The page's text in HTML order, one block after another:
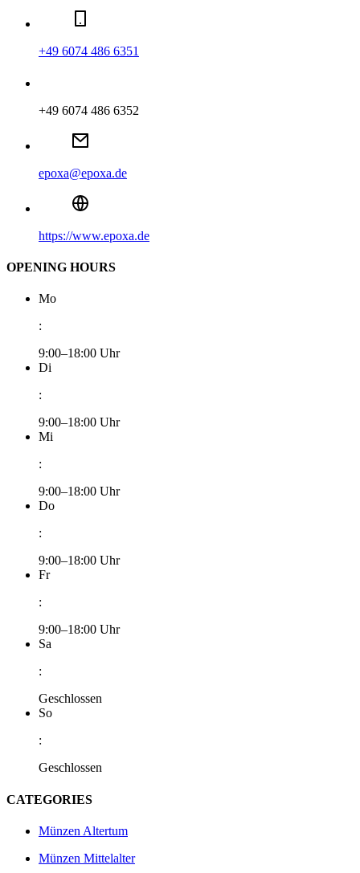
+49 6074 486 6351
+49 6074 486 6352
epoxa@epoxa.de
https://www.epoxa.de
OPENING HOURS
Mo
:
9:00–18:00 Uhr
Di
:
9:00–18:00 Uhr
Mi
:
9:00–18:00 Uhr
Do
:
9:00–18:00 Uhr
Fr
:
9:00–18:00 Uhr
Sa
:
Geschlossen
So
:
Geschlossen
CATEGORIES
Münzen Altertum
Münzen Mittelalter